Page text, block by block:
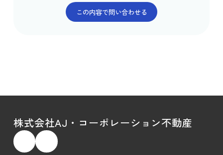
株式会社AJ・コーポレーション不動産